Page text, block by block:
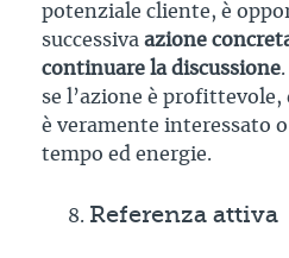
potenziale cliente, è
successiva azione
continuare la discussione
se l’azione è
è veramente interessato
tempo ed energie.
Referenza attiva